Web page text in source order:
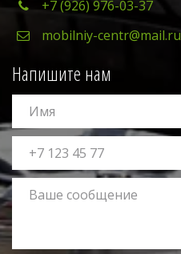
+7 (926) 976-03-37
mobilniy-centr@mail.ru
Напишите нам